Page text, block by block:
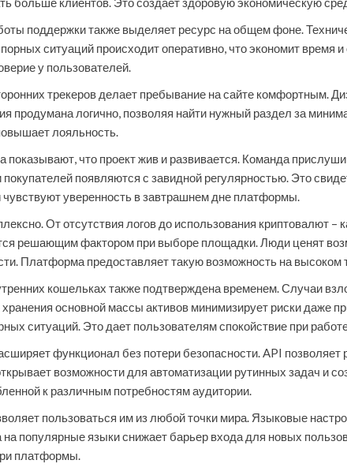
поддержки также выделяет ресурс на общем фоне.
ситуаций происходит оперативно, что экономит время
у пользователей.
трекеров делает пребывание на сайте комфортным.
продумана логично, позволяя найти нужный раздел за
лояльность.
что проект жив и развивается. Команда
появляются с завидной регулярностью. Это
уверенность в завтрашнем дне платформы.
От отсутствия логов до использования криптовалют
решающим фактором при выборе площадки. Люди ценят
Платформа предоставляет такую возможность на высоком
кошельках также подтверждена временем. Случаи
основной массы активов минимизирует риски даже
ситуаций. Это дает пользователям спокойствие при
функционал без потери безопасности. API
возможности для автоматизации рутинных задач и
к различным потребностям аудитории.
пользоваться им из любой точки мира. Языковые
популярные языки снижает барьер входа для новых
платформы.